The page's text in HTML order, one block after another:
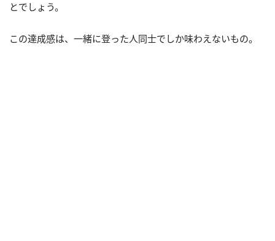
とでしょう。
この達成感は、一緒に登った人同士でしか味わえないもの。